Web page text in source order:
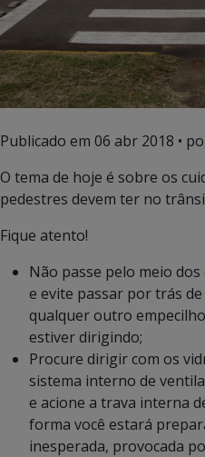
Publicado em 06 abr 2018 •
O tema de hoje é sobre os
pedestres devem ter no
Fique atento!
Não passe pelo meio
e evite passar por trás
qualquer outro
estiver dirigindo;
Procure dirigir com os
sistema interno de
e acione a trava interna
forma você estará
inesperada, provocada